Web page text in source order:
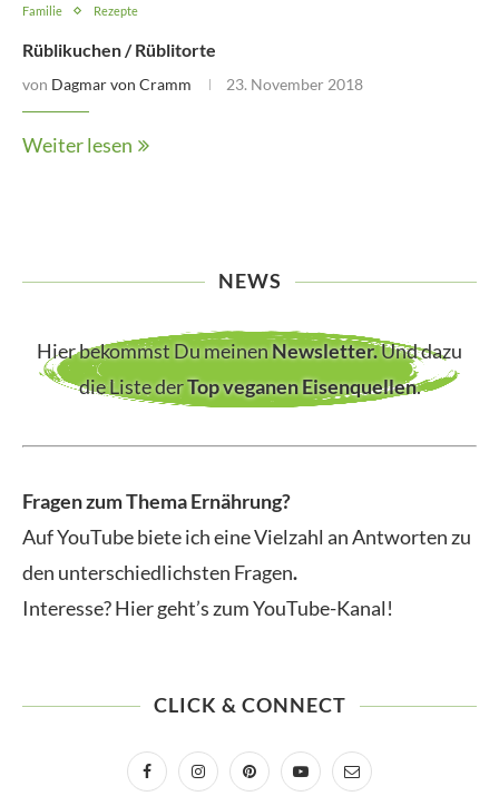
Familie Rezepte
Rüblikuchen / Rüblitorte
von Dagmar von Cramm 23. November 2018
Weiter lesen
NEWS
Hier bekommst Du meinenNewsletter.Und dazu
die Liste derTop veganen Eisenquellen.
Fragen zum Thema Ernährung?
Auf YouTube biete ich eine Vielzahl an Antworten zu
den unterschiedlichsten Fragen.
Interesse? Hier geht’s zum YouTube-Kanal!
CLICK & CONNECT